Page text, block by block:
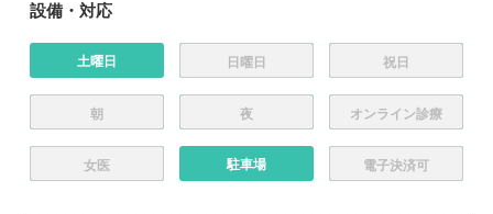
設備・対応
土曜日 日曜日 祝日
朝 夜 オンライン診療
女医 駐車場 電子決済可